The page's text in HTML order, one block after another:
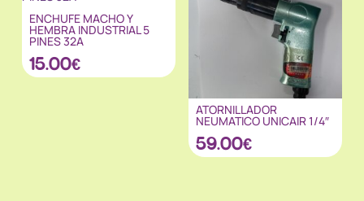
ENCHUFE MACHO Y
HEMBRA INDUSTRIAL 5
PINES 32A
15.00€
ATORNILLADOR
NEUMATICO UNICAIR 1/4″
59.00€